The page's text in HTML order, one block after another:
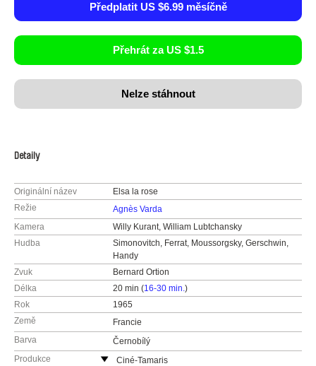
Předplatit US $6.99 měsíčně
Přehrát za US $1.5
Nelze stáhnout
Detaily
Originální název
Elsa la rose
Režie
Agnès Varda
Kamera
Willy Kurant, William Lubtchansky
Hudba
Simonovitch, Ferrat, Moussorgsky, Gerschwin,
Handy
Zvuk
Bernard Ortion
Délka
20 min (16-30 min.)
Rok
1965
Země
Francie
Barva
Černobílý
Produkce
Ciné-Tamaris